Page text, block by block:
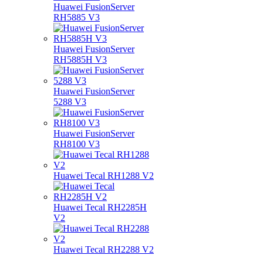
Huawei FusionServer
RH5885 V3
Huawei FusionServer
RH5885H V3
Huawei FusionServer
5288 V3
Huawei FusionServer
RH8100 V3
Huawei Tecal RH1288 V2
Huawei Tecal RH2285H
V2
Huawei Tecal RH2288 V2